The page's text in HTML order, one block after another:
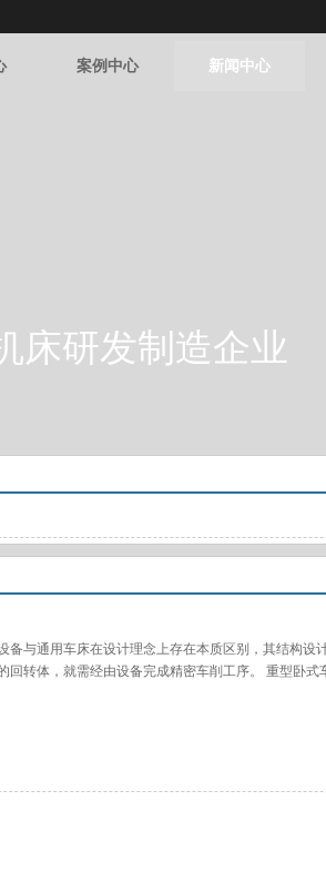
案例中心 新闻中心
床研发制造企业
与通用车床在设计理念上存在本质区别，其结构设
转体，就需经由设备完成精密车削工序。 重型卧